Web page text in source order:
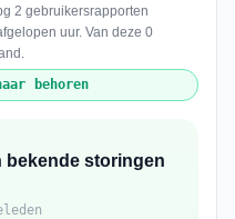
2 gebruikersrapporten
uur. Van deze 0
behoren
bekende storingen